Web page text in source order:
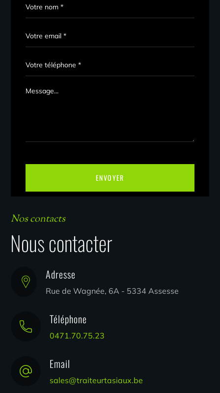
Nos contacts
Nous contacter
Adresse
Rue de Wagnée, 6A - 5334 Assesse
Téléphone
0471.70.75.23
Email
sales@traiteurtasiaux.be